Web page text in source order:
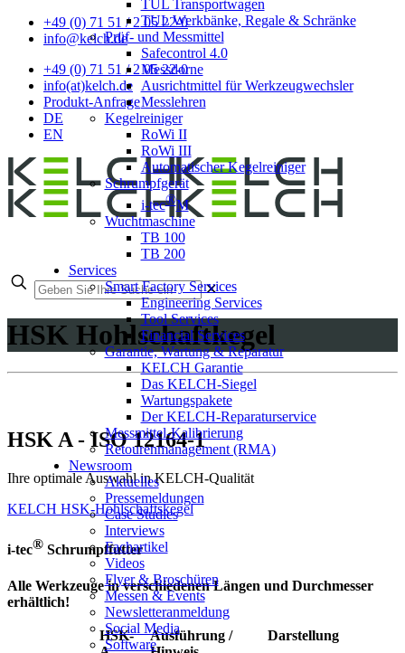
+49 (0) 71 51 / 2 05 22-0
info@kelch.de
+49 (0) 71 51 / 2 05 22-0
info(at)kelch.de
Produkt-Anfrage
DE
EN
TUL Transportwagen
TUL Werkbänke, Regale & Schränke
Prüf- und Messmittel
Safecontrol 4.0
Messdorne
Ausrichtmittel für Werkzeugwechsler
Messlehren
Kegelreiniger
RoWi II
RoWi III
Automatischer Kegelreiniger
Schrumpfgerät
i-tec®M
Wuchtmaschine
TB 100
TB 200
Services
Smart Factory Services
Engineering Services
Tool Services
Financial Services
Garantie, Wartung & Reparatur
KELCH Garantie
Das KELCH-Siegel
Wartungspakete
Der KELCH-Reparaturservice
Messmittel-Kalibrierung
Retourenmanagement (RMA)
Newsroom
Aktuelles
Pressemeldungen
Case Studies
Interviews
Fachartikel
Videos
Flyer & Broschüren
Messen & Events
Newsletteranmeldung
Social Media
Software
✕
HSK Hohlschaftkegel
HSK A - ISO 12164-1
Ihre optimale Auswahl in KELCH-Qualität
KELCH HSK-Hohlschaftskegel
i-tec® Schrumpffutter
Alle Werkzeuge in verschiedenen Längen und Durchmesser
erhältlich!
HSK-
Ausführung /
Darstellung